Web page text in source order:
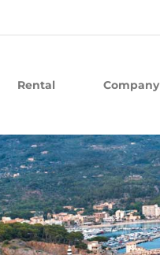
Rental Company